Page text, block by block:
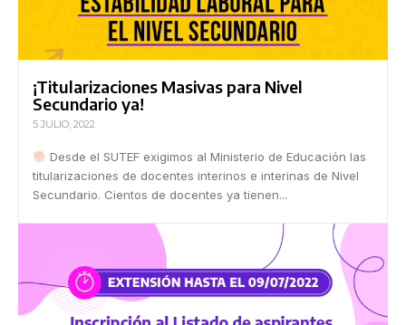
¡Titularizaciones Masivas para Nivel
Secundario ya!
5 JULIO, 2022
Desde el SUTEF exigimos al Ministerio de Educación las
titularizaciones de docentes interinos e interinas de Nivel
Secundario. Cientos de docentes ya tienen...